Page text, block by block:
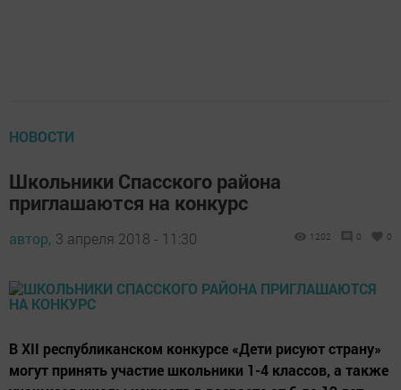
НОВОСТИ
Школьники Спасского района
приглашаются на конкурс
автор, 3 апреля 2018 - 11:30 1202 0 0
В ХII республиканском конкурсе «Дети рисуют страну»
могут принять участие школьники 1-4 классов, а также